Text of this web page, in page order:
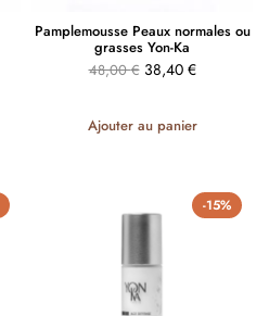
Pamplemousse Peaux normales ou
grasses Yon-Ka
48,00€ 38,40 €
Ajouter au panier
-15%